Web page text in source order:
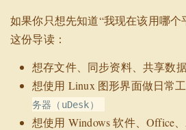
如果你只想先知道“我现在该用哪个
这份导读：
想存文件、同步资料、共享数
想使用 Linux 图形界面做日常
务器（uDesk）
想使用 Windows 软件、Office